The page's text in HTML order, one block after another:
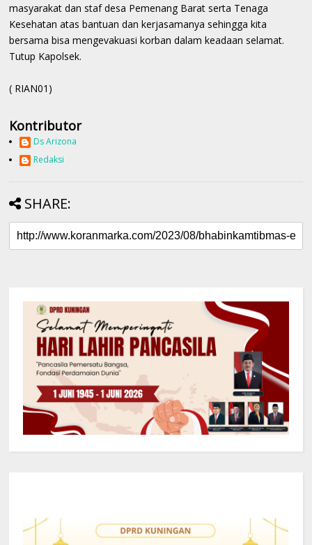
masyarakat dan staf desa Pemenang Barat serta Tenaga
Kesehatan atas bantuan dan kerjasamanya sehingga kita
bersama bisa mengevakuasi korban dalam keadaan selamat.
Tutup Kapolsek.
( RIAN01)
Kontributor
Ds Arizona
Redaksi
SHARE: